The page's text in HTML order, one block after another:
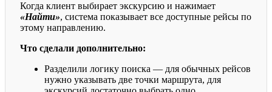
Когда клиент выбирает экскурсию и нажимает
«Найти», система показывает все доступные рейсы по
этому направлению.
Что сделали дополнительно:
Разделили логику поиска — для обычных рейсов
нужно указывать две точки маршрута, для